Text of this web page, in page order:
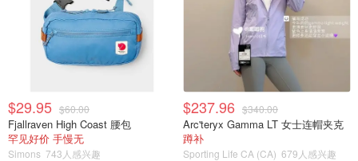
$29.95 $60.00
Fjallraven High Coast 腰包
罕见好价 手慢无
Simons 743人感兴趣
$237.96 $340.00
Arc'teryx Gamma LT 女士连帽夹克
蹲补
Sporting Life CA (CA) 679人感兴趣